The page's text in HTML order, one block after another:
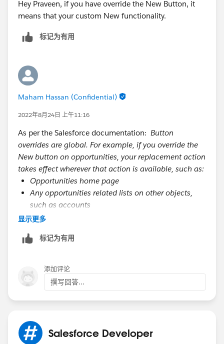
Hey Praveen, if you have override the New Button, it
means that your custom New functionality.
标记为有用
Maham Hassan (Confidential)
2022年8月24日 上午11:16
As per the Salesforce documentation: Button
overrides are global. For example, if you override the
New button on opportunities, your replacement action
takes effect wherever that action is available, such as:
Opportunities home page
Any opportunities related lists on other objects,
such as accounts
Create New dropdown list in the Salesforce Classic
Any browser bookmarks for this Salesforce page
显示更多
标记为有用
添加评论
撰写回答...
Salesforce Developer